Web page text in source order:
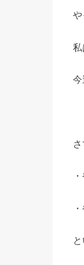
や
私
今
さ